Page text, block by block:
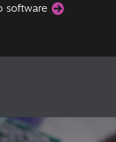
software